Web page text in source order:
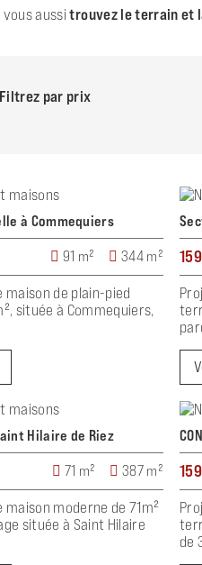
vous aussitrouvez le terrain et
Filtrez par prix
à Commequiers
91 m² 344 m²
de plain-pied
située à Commequiers,
Hilaire de Riez
71 m² 387 m²
moderne de 71m²
située à Saint Hilaire
de